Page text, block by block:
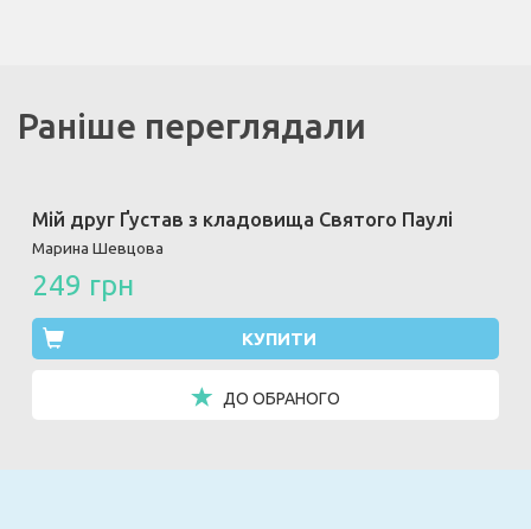
Раніше переглядали
Мій друг Ґустав з кладовища Святого Паулі
Марина Шевцова
249 грн
КУПИТИ
ДО ОБРАНОГО